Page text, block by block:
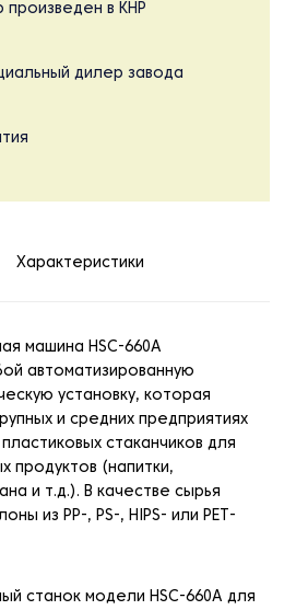
произведен в КНР
дилер завода
Характеристики
машина HSC-660A
автоматизированную
установку, которая
и средних предприятиях
стаканчиков для
продуктов (напитки,
и т.д.). В качестве сырья
из PP-, PS-, HIPS- или PET-
станок модели HSC-660A для